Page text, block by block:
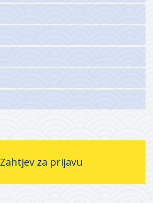
Zahtjev za prijavu